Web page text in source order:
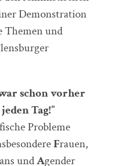
Demonstration
Themen und
schon vorher
Tag!”
Probleme
Frauen,
undAgender